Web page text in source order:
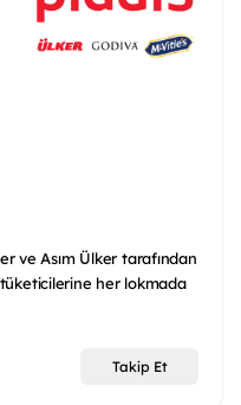
ve Asım Ülker tarafından
tüketicilerine her lokmada
Takip Et